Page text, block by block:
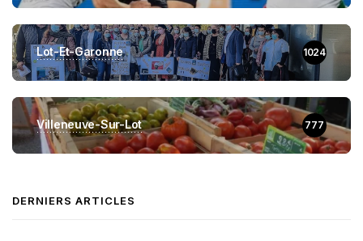
Lot-Et-Garonne 1024
Villeneuve-Sur-Lot 777
DERNIERS ARTICLES